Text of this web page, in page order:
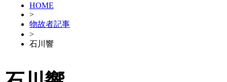
HOME
>
物故者記事
>
石川響